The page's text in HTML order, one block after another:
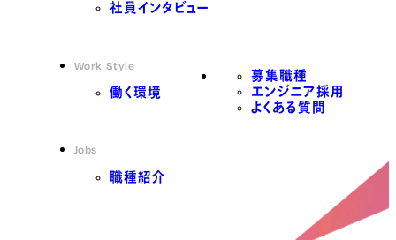
社員インタビュー
Work Style
働く環境
Jobs
職種紹介
募集職種
エンジニア採用
よくある質問